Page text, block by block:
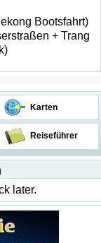
Bootsfahrt)
+ Trang
Karten
Reiseführer
later.